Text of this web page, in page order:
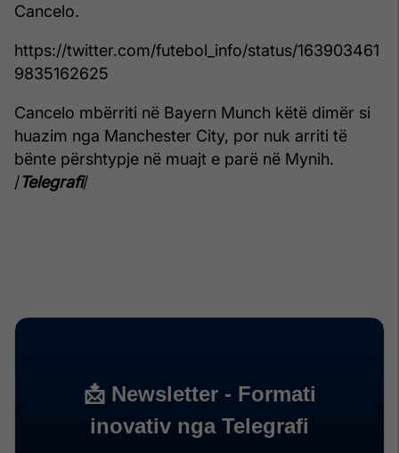
Cancelo.
https://twitter.com/futebol_info/status/163903461
9835162625
Cancelo mbërriti në Bayern Munch këtë dimër si
huazim nga Manchester City, por nuk arriti të
bënte përshtypje në muajt e parë në Mynih.
/Telegrafi/